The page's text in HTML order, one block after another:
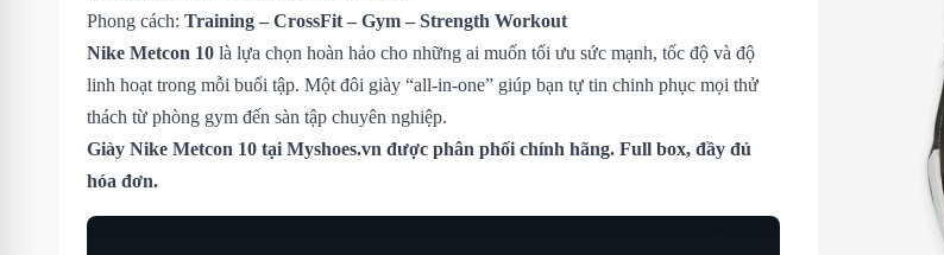
Phong cách: Training – CrossFit – Gym – Strength Workout
Nike Metcon 10 là lựa chọn hoàn hảo cho những ai muốn tối ưu sức mạnh, tốc độ và độ
linh hoạt trong mỗi buổi tập. Một đôi giày “all-in-one” giúp bạn tự tin chinh phục mọi thử
thách từ phòng gym đến sàn tập chuyên nghiệp.
Giày Nike Metcon 10 tại Myshoes.vn được phân phối chính hãng. Full box, đầy đủ
hóa đơn.